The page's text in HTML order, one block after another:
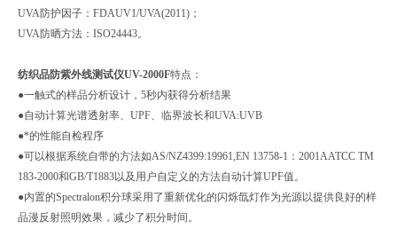
UVA防护因子：FDAUV1/UVA(2011)；
UVA防晒方法：ISO24443。
纺织品防紫外线测试仪UV-2000F特点：
●一触式的样品分析设计，5秒内获得分析结果
●自动计算光谱透射率、UPF、临界波长和UVA:UVB
●*的性能自检程序
●可以根据系统自带的方法如AS/NZ4399:19961,EN 13758-1：2001AATCC TM
183-2000和GB/T1883以及用户自定义的方法自动计算UPF值。
●内置的Spectralon积分球采用了重新优化的闪烁氙灯作为光源以提供良好的样
品漫反射照明效果，减少了积分时间。